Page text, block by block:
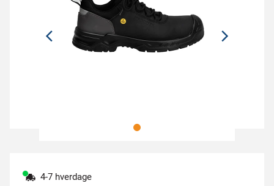
4-7 hverdage